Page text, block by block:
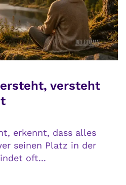
versteht
erkennt, dass alles
seinen Platz in der
oft...